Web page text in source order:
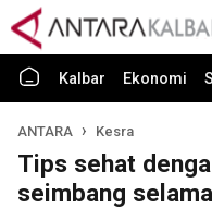
Kalbar Ekonomi
ANTARA Kesra
Tips sehat
seimbang